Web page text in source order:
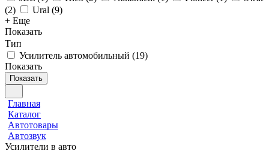
(2) Ural (9)
+ Еще
Показать
Тип
Усилитель автомобильный (19)
Показать
Показать
Главная
Каталог
Автотовары
Автозвук
Усилители в авто